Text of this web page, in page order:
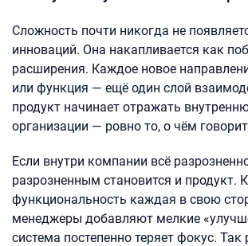
Сложность почти никогда не
инноваций. Она накапливается как
расширения. Каждое новое
или функция — ещё один слой
продукт начинает отражать
организации — ровно то, о чём
Если внутри компании всё
разрозненным становится и продукт.
функциональность каждая в свою
менеджеры добавляют мелкие
система постепенно теряет фокус. Так